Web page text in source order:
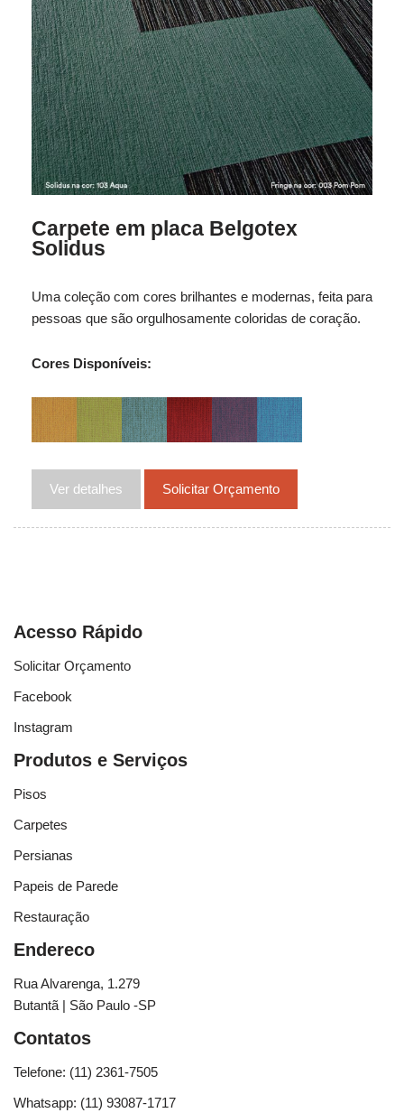
Carpete em placa Belgotex
Solidus
Uma coleção com cores brilhantes e modernas, feita para
pessoas que são orgulhosamente coloridas de coração.
Cores Disponíveis:
Ver detalhes Solicitar Orçamento
Acesso Rápido
Solicitar Orçamento
Facebook
Instagram
Produtos e Serviços
Pisos
Carpetes
Persianas
Papeis de Parede
Restauração
Endereco
Rua Alvarenga, 1.279
Butantã | São Paulo -SP
Contatos
Telefone: (11) 2361-7505
Whatsapp: (11) 93087-1717